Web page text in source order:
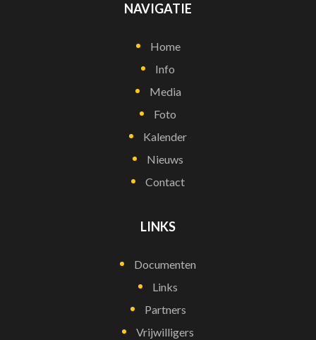
NAVIGATIE
Home
Info
Media
Foto
Kalender
Nieuws
Contact
LINKS
Documenten
Links
Partners
Vrijwilligers